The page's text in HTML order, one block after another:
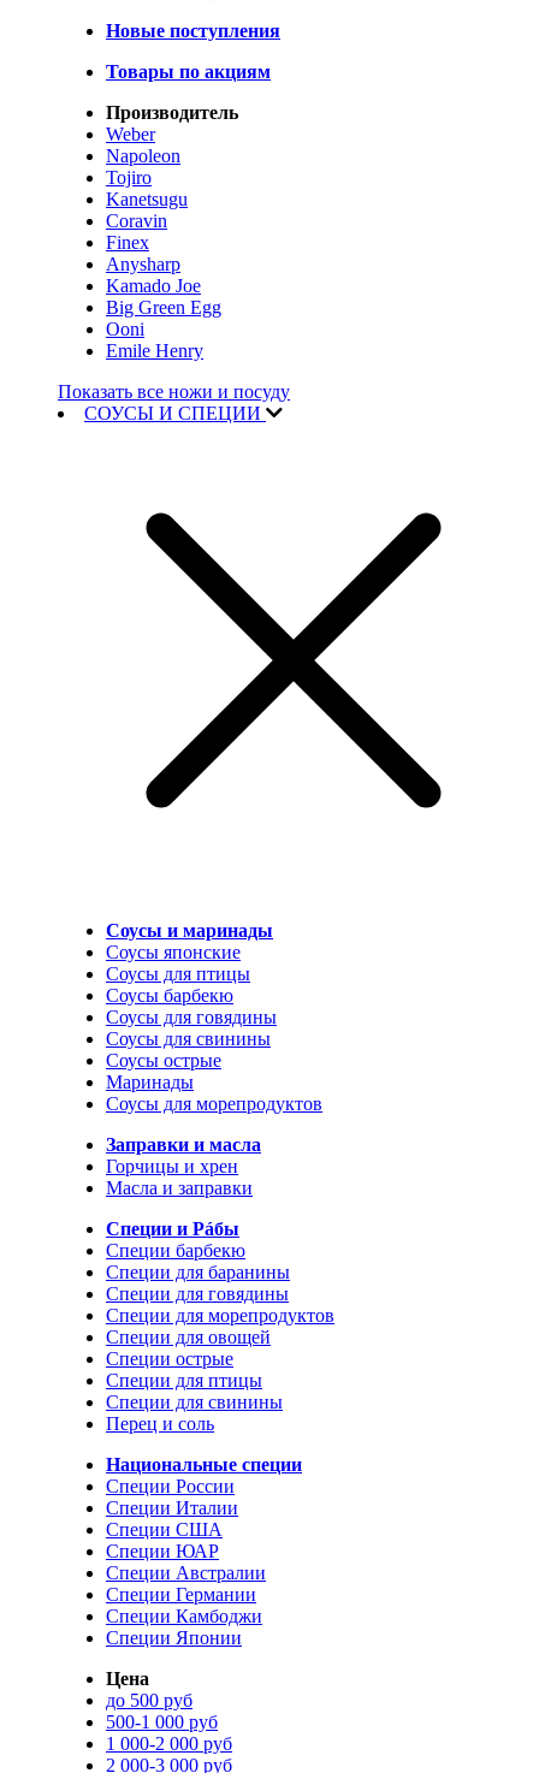
Новые поступления
Товары по акциям
Производитель
Weber
Napoleon
Tojiro
Kanetsugu
Coravin
Finex
Anysharp
Kamado Joe
Big Green Egg
Ooni
Emile Henry
Показать все ножи и посуду
СОУСЫ И СПЕЦИИ
Соусы и маринады
Соусы японские
Соусы для птицы
Соусы барбекю
Соусы для говядины
Соусы для свинины
Соусы острые
Маринады
Соусы для морепродуктов
Заправки и масла
Горчицы и хрен
Масла и заправки
Специи и Рáбы
Специи барбекю
Специи для баранины
Специи для говядины
Специи для морепродуктов
Специи для овощей
Специи острые
Специи для птицы
Специи для свинины
Перец и соль
Национальные специи
Специи России
Специи Италии
Специи США
Специи ЮАР
Специи Австралии
Специи Германии
Специи Камбоджи
Специи Японии
Цена
до 500 руб
500-1 000 руб
1 000-2 000 руб
2 000-3 000 руб